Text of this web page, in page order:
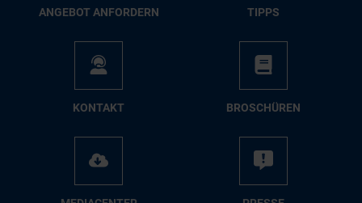
AN­GE­BOT AN­FOR­DERN TIPPS
KON­TAKT BRO­SCHÜ­REN